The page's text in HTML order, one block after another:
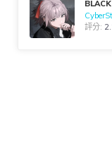
評分: